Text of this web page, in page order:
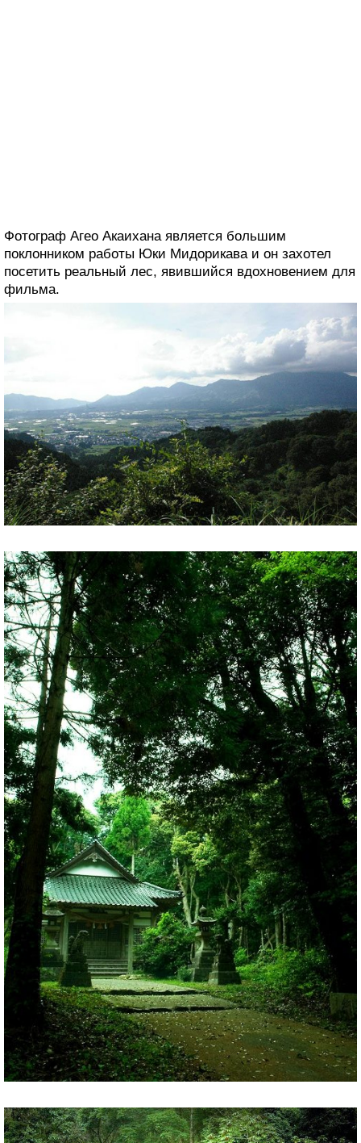
Фотограф Агео Акаихана является большим
поклонником работы Юки Мидорикава и он захотел
посетить реальный лес, явившийся вдохновением для
фильма.